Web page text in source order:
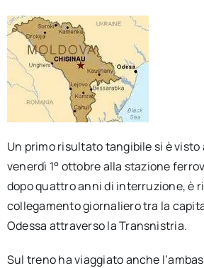
Un primo risultato tangibile si è visto
venerdì 1° ottobre alla stazione
dopo quattro anni di interruzione, è
collegamento giornaliero tra la
Odessa attraverso la Transnistria.
Sul treno ha viaggiato anche